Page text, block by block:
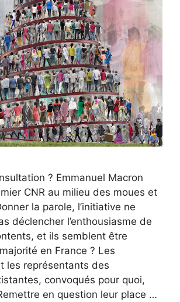
? Emmanuel Macron
CNR au milieu des moues et
la parole, l’initiative ne
déclencher l’enthousiasme de
et ils semblent être
en France ? Les
les représentants des
convoqués pour quoi,
en question leur place …